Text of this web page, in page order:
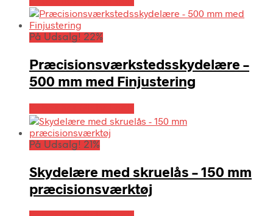
På Udsalg! 22%
Præcisionsværkstedsskydelære –
500 mm med Finjustering
På Udsalg! 21%
Skydelære med skruelås – 150 mm
præcisionsværktøj